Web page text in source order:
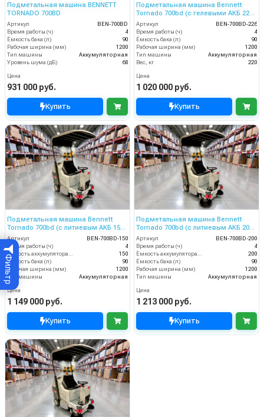
Фильтр
Подметальная машина BENNETT
TORNADO 700BD
Артикул
BEN-700BD
Время работы (ч)
4
Ёмкость бака (л)
90
Рабочая ширина (мм)
1200
Тип машины
Аккумуляторная
Уровень шума (дБ)
68
Цена
931 000 руб.
Купить
Подметальная машина Bennett
Tornado 700bd (с гелевыми АКБ 226
Ач)
Артикул
BEN-700BD-226
Время работы (ч)
4
Ёмкость бака (л)
90
Рабочая ширина (мм)
1200
Тип машины
Аккумуляторная
Вес, кг
220
Цена
1 020 000 руб.
Купить
Подметальная машина Bennett
Tornado 700bd (с литиевым АКБ 150
Ач)
Артикул
BEN-700BD-150
Время работы (ч)
4
150
Ёмкость бака (л)
90
Рабочая ширина (мм)
1200
Тип машины
Аккумуляторная
Цена
1 149 000 руб.
Купить
Подметальная машина Bennett
Tornado 700bd (с литиевым АКБ 200
Ач)
Артикул
BEN-700BD-200
Время работы (ч)
4
200
Ёмкость бака (л)
90
Рабочая ширина (мм)
1200
Тип машины
Аккумуляторная
Цена
1 213 000 руб.
Купить